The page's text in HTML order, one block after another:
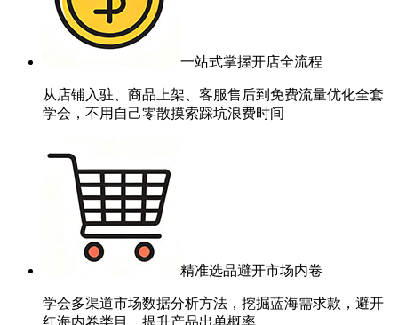
一站式掌握开店全流程
从店铺入驻、商品上架、客服售后到免费流量优化全套
学会，不用自己零散摸索踩坑浪费时间
精准选品避开市场内卷
学会多渠道市场数据分析方法，挖掘蓝海需求款，避开